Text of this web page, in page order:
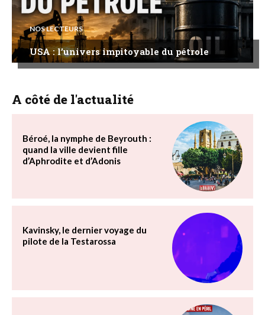
NOS LECTEURS
USA : l’univers impitoyable du pétrole
A côté de l'actualité
Béroé, la nymphe de Beyrouth :
quand la ville devient fille
d’Aphrodite et d’Adonis
Kavinsky, le dernier voyage du
pilote de la Testarossa